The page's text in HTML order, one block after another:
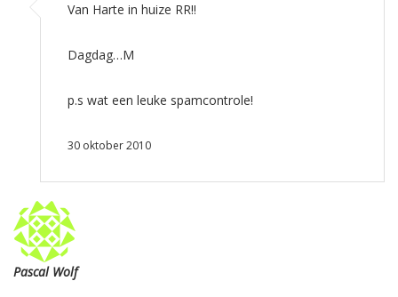
Van Harte in huize RR!!
Dagdag…M
p.s wat een leuke spamcontrole!
30 oktober 2010
Pascal Wolf